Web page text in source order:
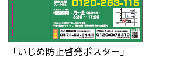
「いじめ防止啓発ポスター」